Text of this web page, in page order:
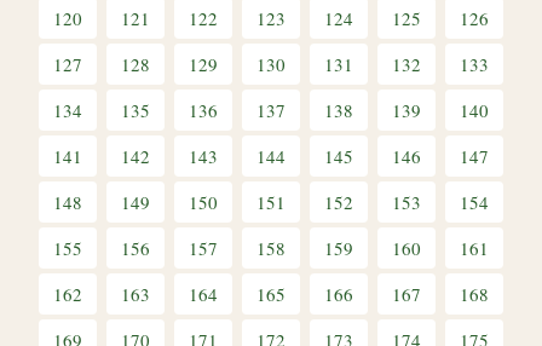
120
121 122 123 124 125
126
127
128 129 130 131 132
133
134
135 136 137 138 139
140
141
142 143 144 145 146
147
148
149 150 151 152 153
154
155
156 157 158 159 160
161
162
163 164 165 166 167
168
169
170 171 172 173 174 175